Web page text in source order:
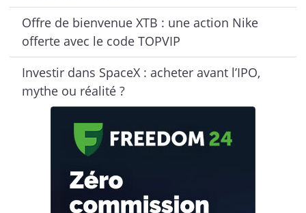
Offre de bienvenue XTB : une action Nike
offerte avec le code TOPVIP
Investir dans SpaceX : acheter avant l’IPO,
mythe ou réalité ?